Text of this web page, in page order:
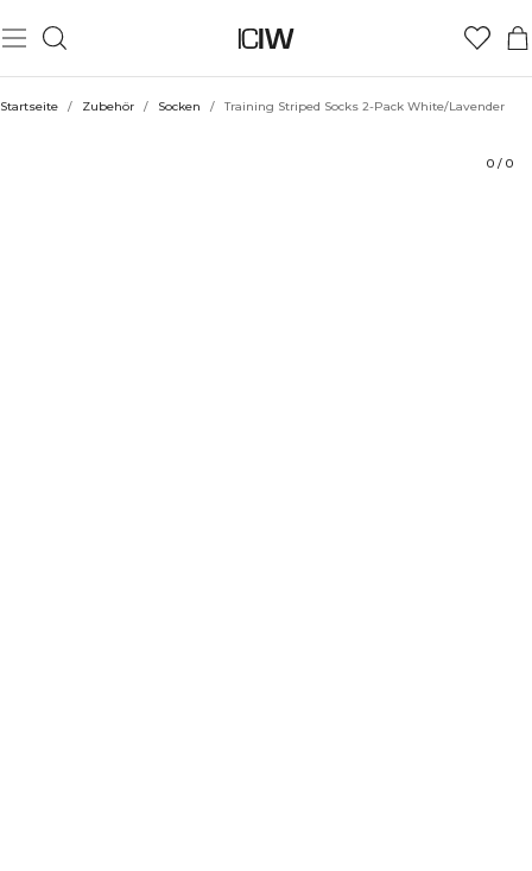
Startseite / Zubehör / Socken / Training Striped Socks 2-Pack White/Lavender
0 / 0